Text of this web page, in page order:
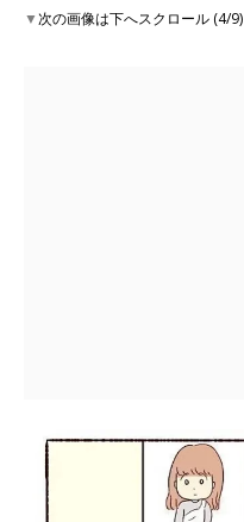
▼次の画像は下へスクロール (4/9)